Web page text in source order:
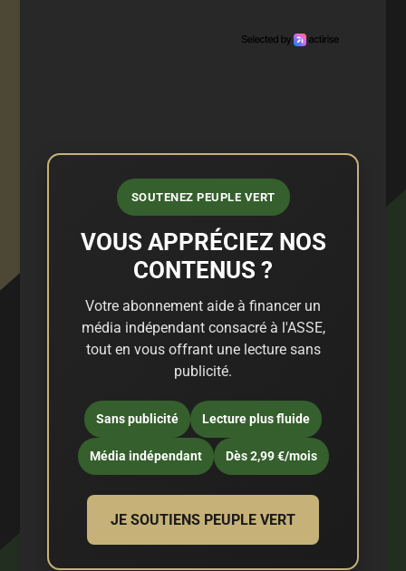
SOUTENEZ PEUPLE VERT
VOUS APPRÉCIEZ NOS
CONTENUS ?
Votre abonnement aide à financer un
média indépendant consacré à l'ASSE,
tout en vous offrant une lecture sans
publicité.
Sans publicité Lecture plus fluide
Média indépendant Dès 2,99 €/mois
JE SOUTIENS PEUPLE VERT